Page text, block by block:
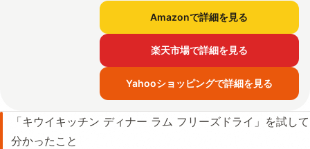
Amazonで詳細を見る
楽天市場で詳細を見る
Yahooショッピングで詳細を見る
「キウイキッチン ディナー ラム フリーズドライ」を試して
分かったこと